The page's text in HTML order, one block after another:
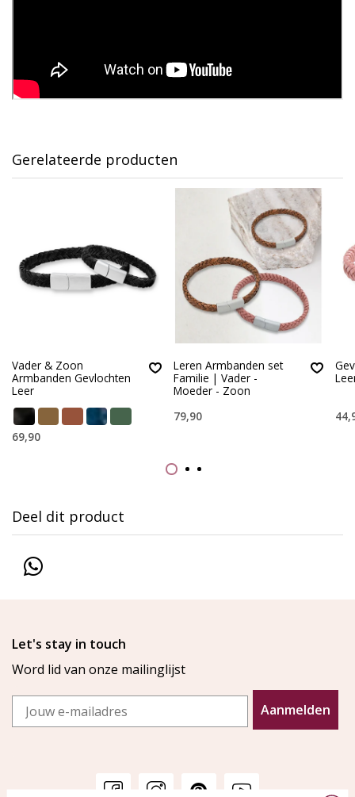
Gerelateerde producten
Vader & Zoon
Armbanden Gevlochten
Leer
69,90
Leren Armbanden set
Familie | Vader -
Moeder - Zoon
79,90
Deel dit product
Let's stay in touch
Word lid van onze mailinglijst
Email
Aanmelden